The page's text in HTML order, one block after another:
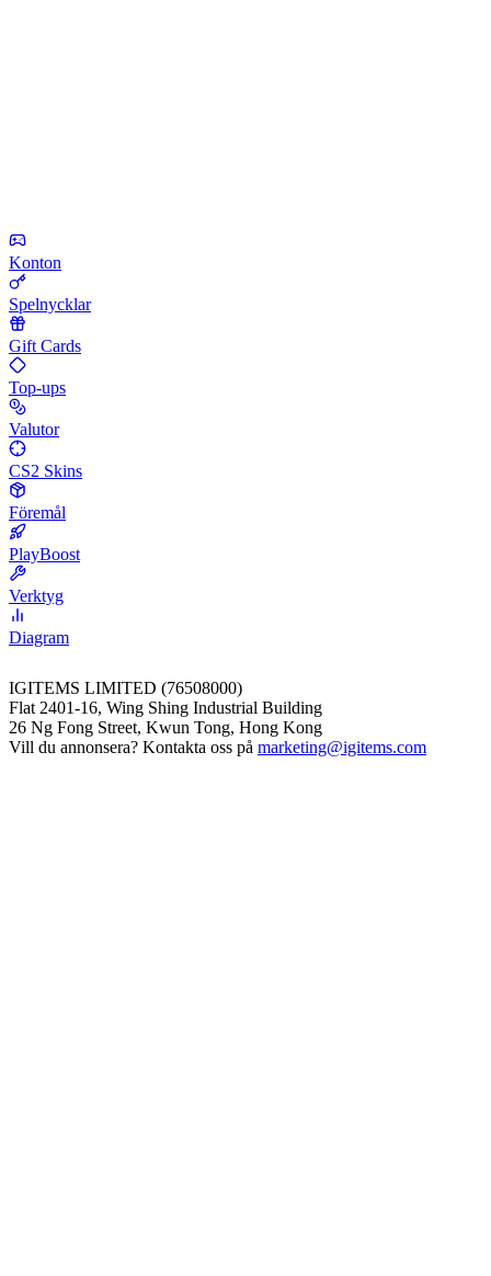
Konton
Spelnycklar
Gift Cards
Top-ups
Valutor
CS2 Skins
Föremål
PlayBoost
Verktyg
Diagram
IGITEMS LIMITED (76508000)
Flat 2401-16, Wing Shing Industrial Building
26 Ng Fong Street, Kwun Tong, Hong Kong
Vill du annonsera? Kontakta oss på marketing@igitems.com